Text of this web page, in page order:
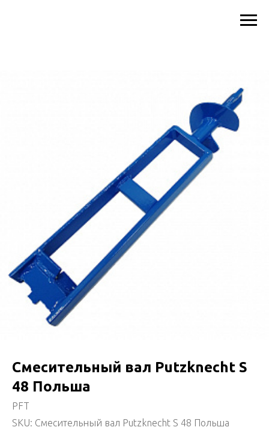
Смесительный вал Putzknecht S
48 Польша
PFT
SKU: Смесительный вал Putzknecht S 48 Польша